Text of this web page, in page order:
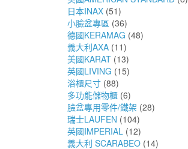
日本INAX (51)
小臉盆專區 (36)
德國KERAMAG (48)
義大利AXA (11)
美國KARAT (13)
英國LIVING (15)
浴櫃尺寸 (88)
多功能儲物櫃 (6)
臉盆專用零件/鐵架 (28)
瑞士LAUFEN (104)
英國IMPERIAL (12)
義大利 SCARABEO (14)